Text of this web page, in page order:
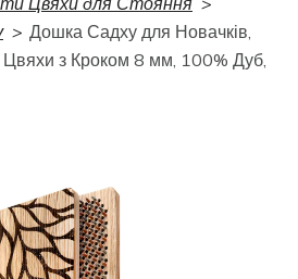
Дошка Садху для Новачків,
Цвяхи з Кроком 8 мм, 100% Дуб,